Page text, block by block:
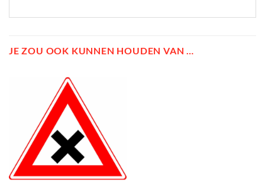
JE ZOU OOK KUNNEN HOUDEN VAN …